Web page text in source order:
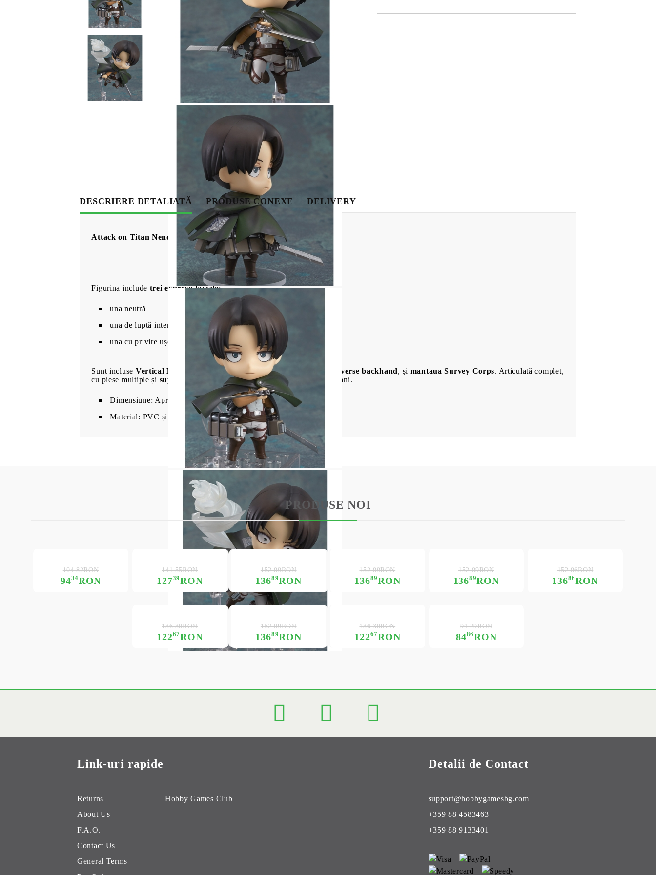
Contul meu
Contul meu Creează cont
USD
BG
Tweet
DESCRIERE DETALIATĂ PRODUSE CONEXE DELIVERY
Attack on Titan Nendoroid Action Figure - Levi
Figurina include trei expresii faciale:
una neutră
una de luptă intensă
una cu privire ușor superioară
Sunt incluse Vertical Maneuvering Equipment,două sabii mânere reverse backhand, și mantaua Survey Corps. Articulată complet,
cu piese multiple și suport pentru recrearea scenelor epice de luptă cu titani.
Dimensiune: Aproximativ 10 cm
Material: PVC și ABS
PRODUSE NOI
9434RON
104.82RON
12739RON
141.55RON
13689RON
152.09RON
13689RON
152.09RON
13689RON
152.09RON
13686RON
152.06RON
12267RON
136.30RON
13689RON
152.09RON
12267RON
136.30RON
8486RON
94.29RON
Link-uri rapide
Returns
About Us
F.A.Q.
Contact Us
General Terms
Hobby Games Club
Detalii de Contact
support@hobbygamesbg.com
+359 88 4583463
+359 88 9133401